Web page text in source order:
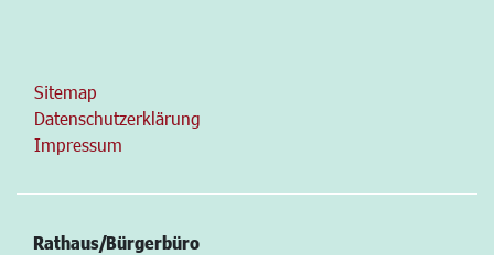
Sitemap
Datenschutzerklärung
Impressum
Rathaus/Bürgerbüro